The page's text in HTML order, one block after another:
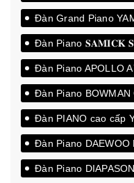
Đàn Grand Piano
Đàn Piano 𝐒𝐀𝐌𝐈𝐂𝐊
Đàn Piano APOLLO
Đàn Piano BOWMAN
Đàn PIANO cao cấp
Đàn Piano DAEWOO
Đàn Piano DIAPASON